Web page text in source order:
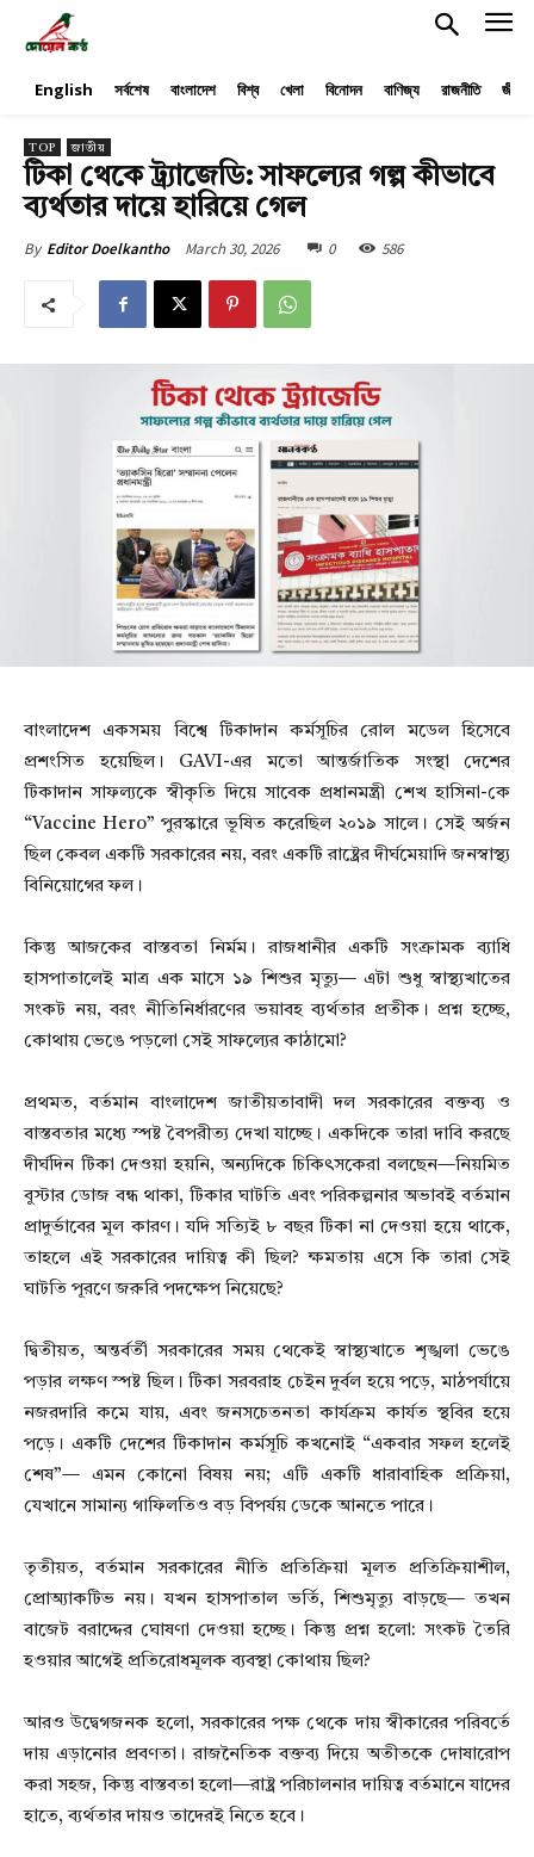
English সর্বশেষ বাংলাদেশ বিশ্ব খেলা বিনোদন বাণিজ্য রাজনীতি
TOP জাতীয়
টিকা থেকে ট্র্যাজেডি: সাফল্যের গল্প কীভাবে
ব্যর্থতার দায়ে হারিয়ে গেল
By Editor Doelkantho March 30, 2026 0 586
বাংলাদেশ একসময় বিশ্বে টিকাদান কর্মসূচির রোল মডেল হিসেবে
প্রশংসিত হয়েছিল। GAVI-এর মতো আন্তর্জাতিক সংস্থা দেশের
টিকাদান সাফল্যকে স্বীকৃতি দিয়ে সাবেক প্রধানমন্ত্রী শেখ হাসিনা-কে
“Vaccine Hero” পুরস্কারে ভূষিত করেছিল ২০১৯ সালে। সেই অর্জন
ছিল কেবল একটি সরকারের নয়, বরং একটি রাষ্ট্রের দীর্ঘমেয়াদি জনস্বাস্থ্য
বিনিয়োগের ফল।
কিন্তু আজকের বাস্তবতা নির্মম। রাজধানীর একটি সংক্রামক ব্যাধি
হাসপাতালেই মাত্র এক মাসে ১৯ শিশুর মৃত্যু— এটা শুধু স্বাস্থ্যখাতের
সংকট নয়, বরং নীতিনির্ধারণের ভয়াবহ ব্যর্থতার প্রতীক। প্রশ্ন হচ্ছে,
কোথায় ভেঙে পড়লো সেই সাফল্যের কাঠামো?
প্রথমত, বর্তমান বাংলাদেশ জাতীয়তাবাদী দল সরকারের বক্তব্য ও
বাস্তবতার মধ্যে স্পষ্ট বৈপরীত্য দেখা যাচ্ছে। একদিকে তারা দাবি করছে
দীর্ঘদিন টিকা দেওয়া হয়নি, অন্যদিকে চিকিৎসকেরা বলছেন—নিয়মিত
বুস্টার ডোজ বন্ধ থাকা, টিকার ঘাটতি এবং পরিকল্পনার অভাবই বর্তমান
প্রাদুর্ভাবের মূল কারণ। যদি সত্যিই ৮ বছর টিকা না দেওয়া হয়ে থাকে,
তাহলে এই সরকারের দায়িত্ব কী ছিল? ক্ষমতায় এসে কি তারা সেই
ঘাটতি পূরণে জরুরি পদক্ষেপ নিয়েছে?
দ্বিতীয়ত, অন্তর্বর্তী সরকারের সময় থেকেই স্বাস্থ্যখাতে শৃঙ্খলা ভেঙে
পড়ার লক্ষণ স্পষ্ট ছিল। টিকা সরবরাহ চেইন দুর্বল হয়ে পড়ে, মাঠপর্যায়ে
নজরদারি কমে যায়, এবং জনসচেতনতা কার্যক্রম কার্যত স্থবির হয়ে
পড়ে। একটি দেশের টিকাদান কর্মসূচি কখনোই “একবার সফল হলেই
শেষ”— এমন কোনো বিষয় নয়; এটি একটি ধারাবাহিক প্রক্রিয়া,
যেখানে সামান্য গাফিলতিও বড় বিপর্যয় ডেকে আনতে পারে।
তৃতীয়ত, বর্তমান সরকারের নীতি প্রতিক্রিয়া মূলত প্রতিক্রিয়াশীল,
প্রোঅ্যাকটিভ নয়। যখন হাসপাতাল ভর্তি, শিশুমৃত্যু বাড়ছে— তখন
বাজেট বরাদ্দের ঘোষণা দেওয়া হচ্ছে। কিন্তু প্রশ্ন হলো: সংকট তৈরি
হওয়ার আগেই প্রতিরোধমূলক ব্যবস্থা কোথায় ছিল?
আরও উদ্বেগজনক হলো, সরকারের পক্ষ থেকে দায় স্বীকারের পরিবর্তে
দায় এড়ানোর প্রবণতা। রাজনৈতিক বক্তব্য দিয়ে অতীতকে দোষারোপ
করা সহজ, কিন্তু বাস্তবতা হলো—রাষ্ট্র পরিচালনার দায়িত্ব বর্তমানে যাদের
হাতে, ব্যর্থতার দায়ও তাদেরই নিতে হবে।